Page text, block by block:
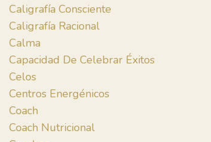
Caligrafía Consciente
Caligrafía Racional
Calma
Capacidad De Celebrar Éxitos
Celos
Centros Energénicos
Coach
Coach Nutricional